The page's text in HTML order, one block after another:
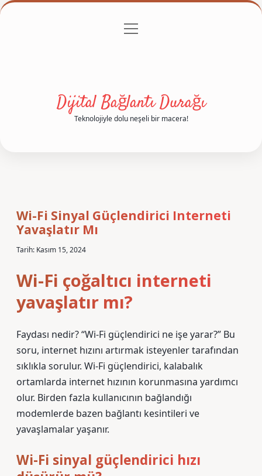
Gizlilik Politikası
menüyü
Dijital Bağlantı Durağı
Teknolojiyle dolu neşeli bir macera!
Wi-Fi Sinyal Güçlendirici Interneti
Yavaşlatır Mı
Tarih: Kasım 15, 2024
Wi-Fi çoğaltıcı interneti
yavaşlatır mı?
Faydası nedir? “Wi-Fi güçlendirici ne işe yarar?” Bu
soru, internet hızını artırmak isteyenler tarafından
sıklıkla sorulur. Wi-Fi güçlendirici, kalabalık
ortamlarda internet hızının korunmasına yardımcı
olur. Birden fazla kullanıcının bağlandığı
modemlerde bazen bağlantı kesintileri ve
yavaşlamalar yaşanır.
Wi-Fi sinyal güçlendirici hızı